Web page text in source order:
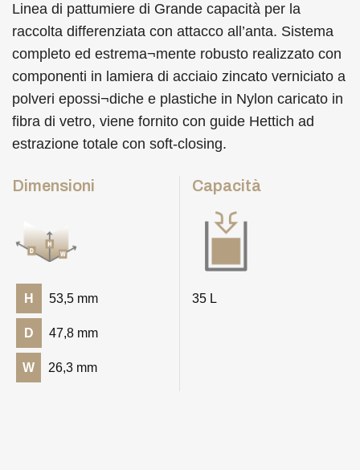
Linea di pattumiere di Grande capacità per la
raccolta differenziata con attacco all’anta. Sistema
completo ed estrema¬mente robusto realizzato con
componenti in lamiera di acciaio zincato verniciato a
polveri epossi¬diche e plastiche in Nylon caricato in
fibra di vetro, viene fornito con guide Hettich ad
estrazione totale con soft-closing.
Dimensioni
H 53,5 mm
D 47,8 mm
W 26,3 mm
Capacità
35 L